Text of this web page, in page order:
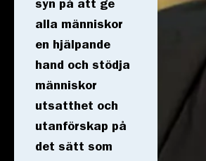
syn på att ge
alla människor
en hjälpande
hand och stödja
människor
utsatthet och
utanförskap på
det sätt som